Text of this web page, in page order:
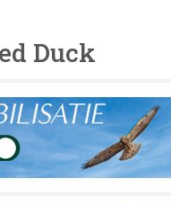
Duck